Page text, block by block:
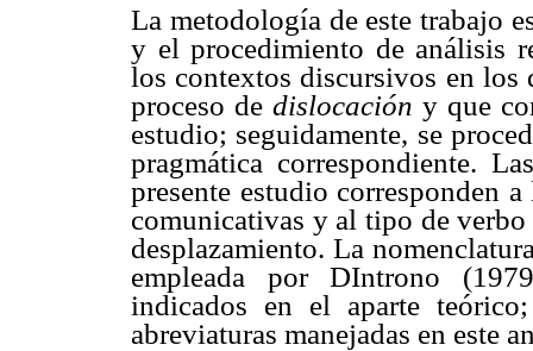
La metodología de este trabajo
y el procedimiento de análisis
los contextos discursivos en los
proceso dedislocacióny que
estudio; seguidamente, se
pragmática correspondiente.
presente estudio corresponden
comunicativas y al tipo de
desplazamiento. La
empleada por DIntrono
indicados en el aparte
abreviaturas manejadas en este